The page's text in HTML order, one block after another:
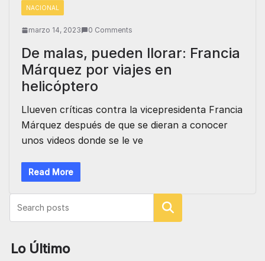
NACIONAL
marzo 14, 2023 0 Comments
De malas, pueden llorar: Francia
Márquez por viajes en
helicóptero
Llueven críticas contra la vicepresidenta Francia
Márquez después de que se dieran a conocer
unos videos donde se le ve
Read More
Buscar
Lo Último